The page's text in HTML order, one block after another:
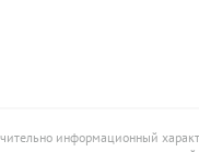
информационный